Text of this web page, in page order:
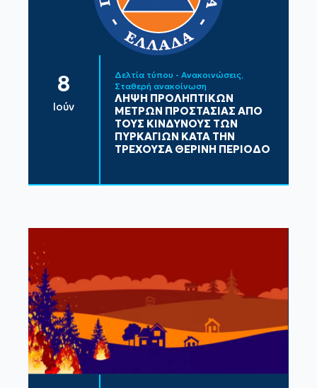
8
Ιούν
Δελτία τύπου - Ανακοινώσεις
Σταθερή ανακοίνωση
ΛΗΨΗ ΠΡΟΛΗΠΤΙΚΩΝ
ΜΕΤΡΩΝ ΠΡΟΣΤΑΣΙΑΣ ΑΠΟ
ΤΟΥΣ ΚΙΝΔΥΝΟΥΣ ΤΩΝ
ΠΥΡΚΑΓΙΩΝ ΚΑΤΑ ΤΗΝ
ΤΡΕΧΟΥΣΑ ΘΕΡΙΝΗ ΠΕΡΙΟΔΟ